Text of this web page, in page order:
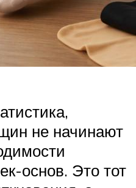
не начинают
основ. Это тот